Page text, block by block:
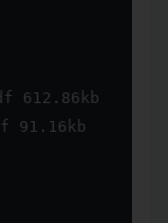
612.86kb
91.16kb